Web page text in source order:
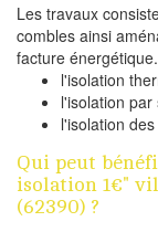
Les travaux
combles ainsi
facture
l'isolation
l'isolation par
l'isolation
Qui peut
isolation 1€"
(62390) ?